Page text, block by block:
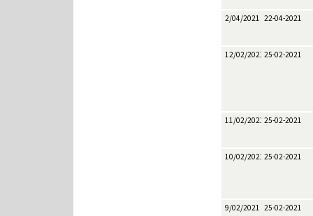
2/04/2021 22-04-2021
12/02/2021 25-02-2021
11/02/2021 25-02-2021
10/02/2021 25-02-2021
9/02/2021 25-02-2021